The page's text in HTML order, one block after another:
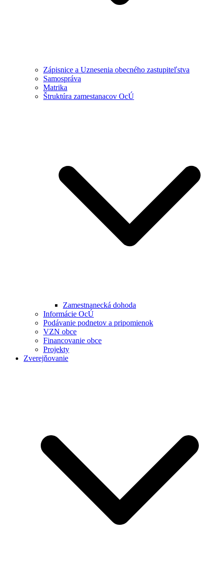
Zápisnice a Uznesenia obecného zastupiteľstva
Samospráva
Matrika
Štruktúra zamestanacov OcÚ
Zamestnanecká dohoda
Informácie OcÚ
Podávanie podnetov a pripomienok
VZN obce
Financovanie obce
Projekty
Zverejňovanie